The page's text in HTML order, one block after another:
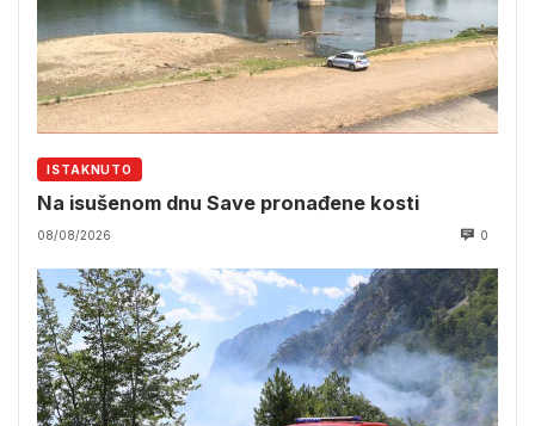
ISTAKNUTO
Na isušenom dnu Save pronađene kosti
08/08/2026 0